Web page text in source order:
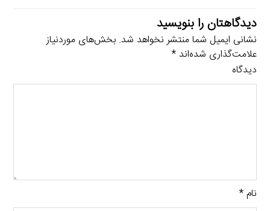
دیدگاهتان را بنویسید
نشانی ایمیل شما منتشر نخواهد شد. بخش‌های موردنیاز
علامت‌گذاری شده‌اند*
دیدگاه
نام*